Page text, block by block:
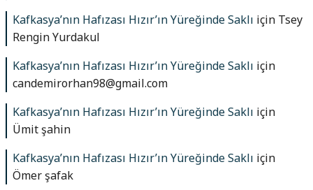
Kafkasya’nın Hafızası Hızır’ın Yüreğinde Saklı için Tsey
Rengin Yurdakul
Kafkasya’nın Hafızası Hızır’ın Yüreğinde Saklı için
candemirorhan98@gmail.com
Kafkasya’nın Hafızası Hızır’ın Yüreğinde Saklı için
Ümit şahin
Kafkasya’nın Hafızası Hızır’ın Yüreğinde Saklı için
Ömer şafak